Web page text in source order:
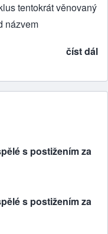
tentokrát věnovaný
názvem
číst dál
s postižením za
s postižením za